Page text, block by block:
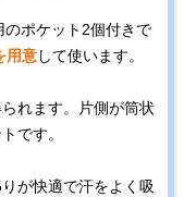
ポケット2個付きで
用意して使います。
れます。片側が筒状
です。
が快適で汗をよく吸